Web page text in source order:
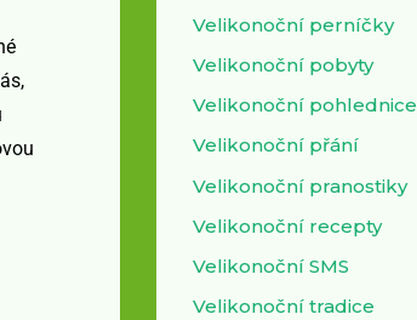
ou
Velikonoční perníčky
Velikonoční pobyty
Velikonoční pohlednice
Velikonoční přání
Velikonoční pranostiky
Velikonoční recepty
Velikonoční SMS
Velikonoční tradice